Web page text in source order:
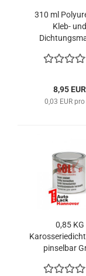
310 ml
Kleb- und
8,95 EUR
0,03 EUR pro
0,85 KG
pinselbar